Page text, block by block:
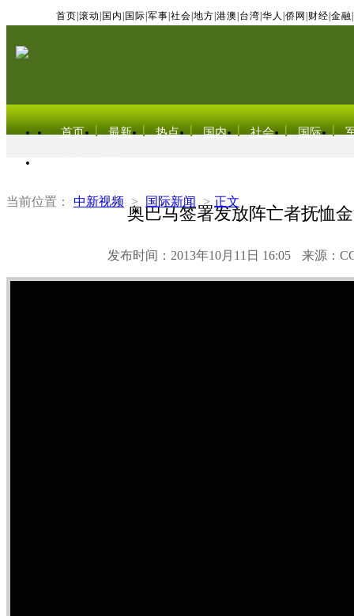
首页 滚动 国内 国际 军事 社会 地方 港澳 台湾 华人 侨网 财经 金融
首页 最新 热点 国内 社会 国际
当前位置： 中新视频 > 国际新闻 > 正文
奥巴马签署发放阵亡者抚恤
发布时间：2013年10月11日 16:05 来源：